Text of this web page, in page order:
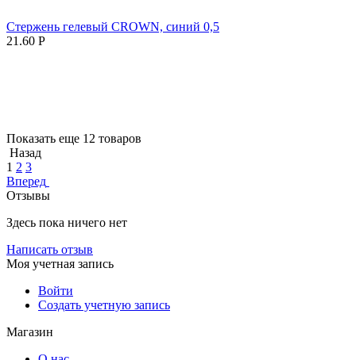
Стержень гелевый CROWN, синий 0,5
21.60 Р
Показать еще 12 товаров
Назад
1 2 3
Вперед
Отзывы
Здесь пока ничего нет
Написать отзыв
Моя учетная запись
Войти
Создать учетную запись
Магазин